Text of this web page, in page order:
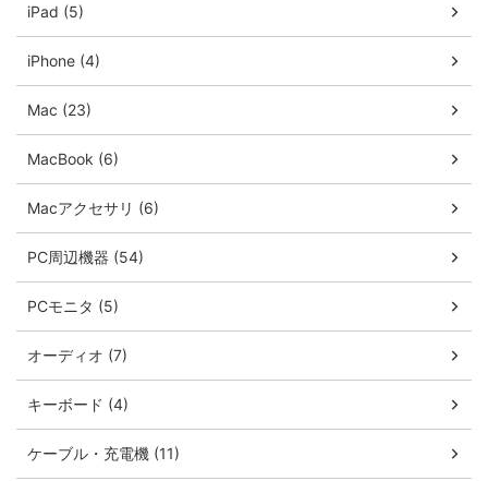
iPad (5)
iPhone (4)
Mac (23)
MacBook (6)
Macアクセサリ (6)
PC周辺機器 (54)
PCモニタ (5)
オーディオ (7)
キーボード (4)
ケーブル・充電機 (11)